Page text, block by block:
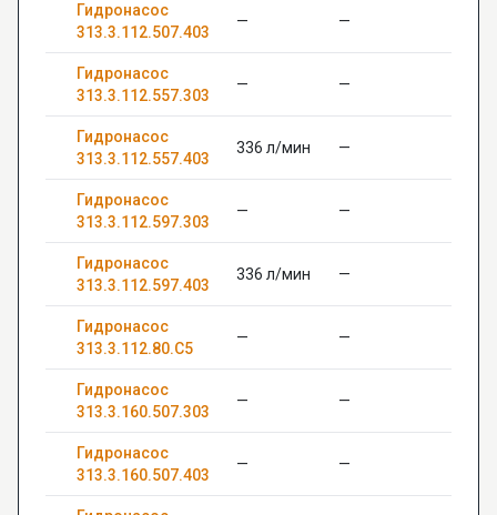
Гидронасос
313.3.112.507.403
— —
Гидронасос
313.3.112.557.303
— —
Гидронасос
313.3.112.557.403
336 л/мин —
Гидронасос
313.3.112.597.303
— —
Гидронасос
313.3.112.597.403
336 л/мин —
Гидронасос
313.3.112.80.С5
— —
Гидронасос
313.3.160.507.303
— —
Гидронасос
313.3.160.507.403
— —